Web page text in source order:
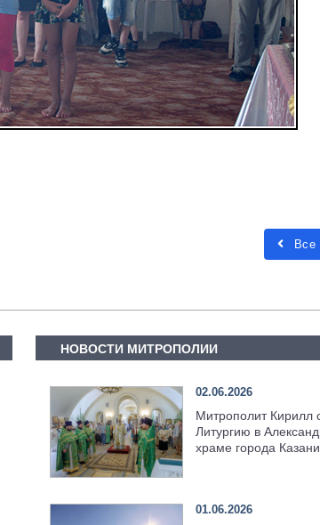
Все
НОВОСТИ МИТРОПОЛИИ
02.06.2026
Митрополит Кирилл
Литургию в
храме города Казани
01.06.2026